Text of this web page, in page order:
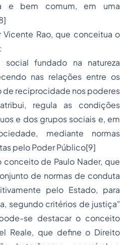
e bem comum, em uma
Rao, que conceitua o
fundado na natureza
nas relações entre os
de reciprocidade nos poderes
regula as condições
e dos grupos sociais e, em
mediante normas
pelo Poder Público[9]
de Paulo Nader, que
de normas de conduta
pelo Estado, para
segundo critérios de justiça"
se destacar o conceito
Reale, que define o Direito